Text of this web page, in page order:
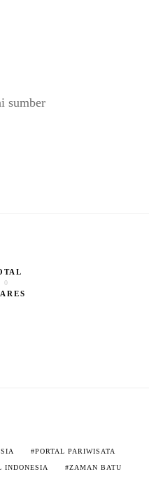
sumber
0
PORTAL PARIWISATA
INDONESIA ZAMAN BATU